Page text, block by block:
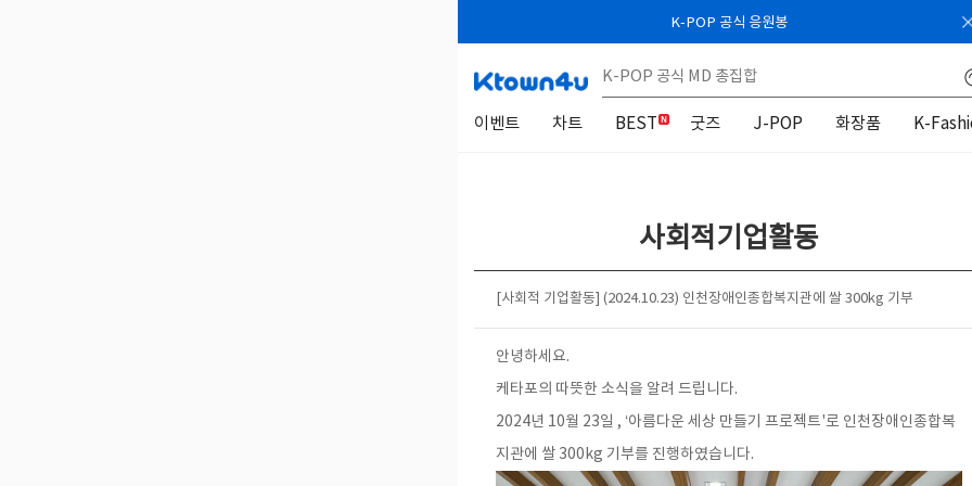
K-POP 공식 응원봉
이벤트 차트 BEST 굿즈 J-POP 화장품 K-
사회적기업활동
[사회적 기업활동] (2024.10.23) 인천장애인종합복지관에 쌀 300kg 기부
안녕하세요.
케타포의 따뜻한 소식을 알려 드립니다.
2024년 10월 23일 , ‘아름다운 세상 만들기 프로젝트'로 인천장애인종합복
지관에 쌀 300kg 기부를 진행하였습니다.